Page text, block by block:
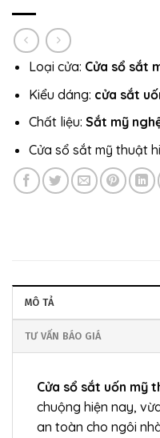
Loại cửa: Cửa sổ sắt
Kiểu dáng: cửa sắt
Chất liệu: Sắt mỹ
Cửa sổ sắt mỹ thuật
MÔ TẢ
TƯ VẤN BÁO GIÁ
Cửa sổ sắt uốn mỹ
chuộng hiện nay,
an toàn cho ngôi